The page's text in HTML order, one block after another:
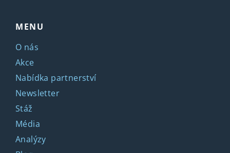
MENU
O nás
Akce
Nabídka partnerství
Newsletter
Stáž
Média
Analýzy